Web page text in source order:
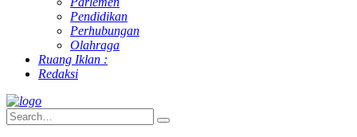
Pendidikan
Perhubungan
Olahraga
Ruang Iklan :
Redaksi